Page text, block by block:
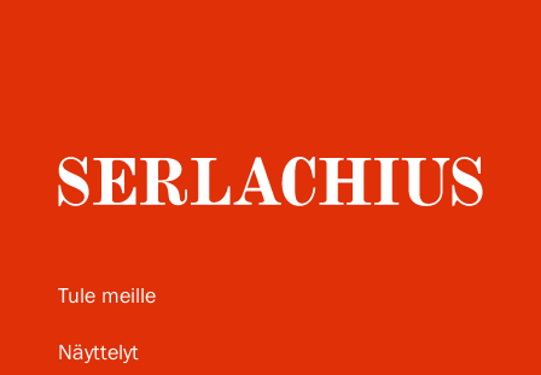
Tule meille
Näyttelyt